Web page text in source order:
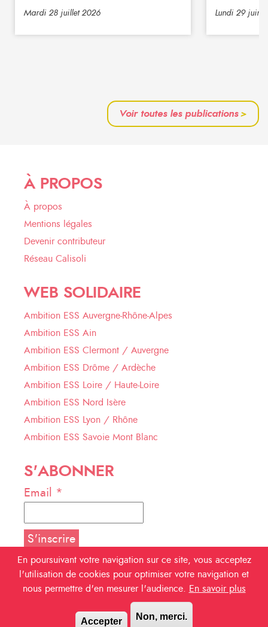
Mardi 28 juillet 2026 Lundi 29 juin
Voir toutes les publications>
À PROPOS
À propos
Mentions légales
Devenir contributeur
Réseau Calisoli
WEB SOLIDAIRE
Ambition ESS Auvergne-Rhône-Alpes
Ambition ESS Ain
Ambition ESS Clermont / Auvergne
Ambition ESS Drôme / Ardèche
Ambition ESS Loire / Haute-Loire
Ambition ESS Nord Isère
Ambition ESS Lyon / Rhône
Ambition ESS Savoie Mont Blanc
S'ABONNER
Email *
NOUS SUIVRE
En poursuivant votre navigation sur ce site, vous acceptez
l'utilisation de cookies pour optimiser votre navigation et
nous permettre d'en mesurer l'audience.
En savoir plus
Accepter Non, merci.